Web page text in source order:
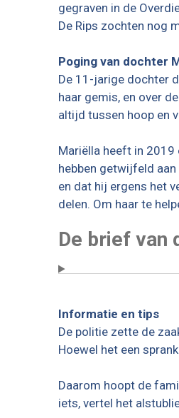
gegraven in de
De Rips zochten nog
Poging van dochter
De 11-jarige dochter
haar gemis, en over
altijd tussen hoop en
Mariëlla heeft in 2019
hebben getwijfeld
en dat hij ergens het
delen. Om haar te
De brief van
Informatie en tips
De politie zette de
Hoewel het een
Daarom hoopt de
iets, vertel het